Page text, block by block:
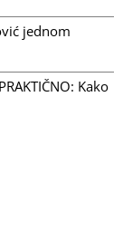
jednom
Kako